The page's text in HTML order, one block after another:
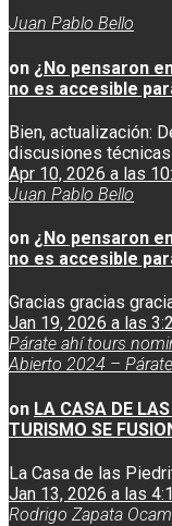
Juan Pablo Bello
on ¿No pensaron
no es accesible
Bien, actualización:
discusiones técnicas
Apr 10, 2026 a las
Juan Pablo Bello
on ¿No pensaron
no es accesible
Gracias gracias
Jan 19, 2026 a las
Párate ahí tours
Abierto 2024 –
on LA CASA DE
TURISMO SE
La Casa de las
Jan 13, 2026 a las
Rodrigo Zapata